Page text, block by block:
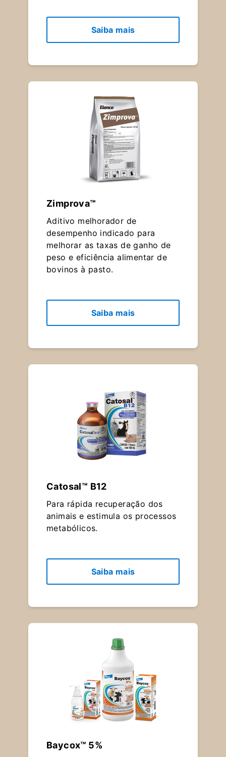
Saiba mais
Zimprova™
Aditivo melhorador de
desempenho indicado para
melhorar as taxas de ganho de
peso e eficiência alimentar de
bovinos à pasto.
Saiba mais
Catosal™ B12
Para rápida recuperação dos
animais e estimula os processos
metabólicos.
Saiba mais
Baycox™ 5%